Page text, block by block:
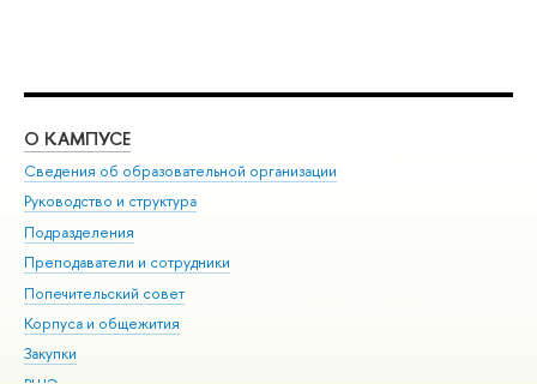
О КАМПУСЕ
Сведения об образовательной организации
Руководство и структура
Подразделения
Преподаватели и сотрудники
Попечительский совет
Корпуса и общежития
Закупки